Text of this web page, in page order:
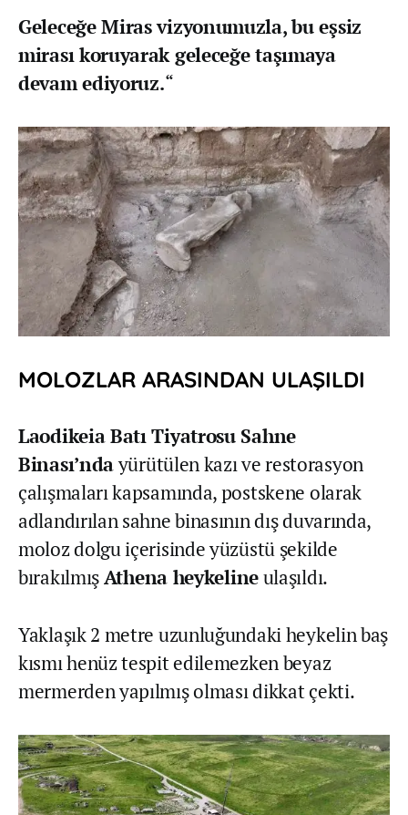
Geleceğe Miras vizyonumuzla, bu eşsiz
mirası koruyarak geleceğe taşımaya
devam ediyoruz.“
MOLOZLAR ARASINDAN ULAŞILDI
Laodikeia Batı Tiyatrosu Sahne
Binası’ndayürütülen kazı ve restorasyon
çalışmaları kapsamında, postskene olarak
adlandırılan sahne binasının dış duvarında,
moloz dolgu içerisinde yüzüstü şekilde
bırakılmışAthena heykelineulaşıldı.
Yaklaşık 2 metre uzunluğundaki heykelin baş
kısmı henüz tespit edilemezken beyaz
mermerden yapılmış olması dikkat çekti.